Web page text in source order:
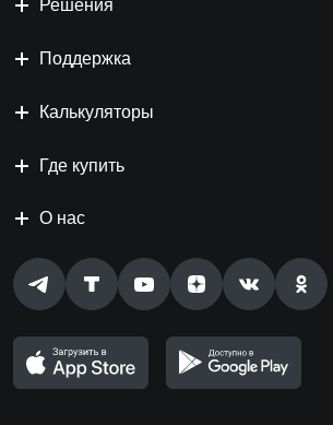
Решения
Поддержка
Калькуляторы
Где купить
О нас